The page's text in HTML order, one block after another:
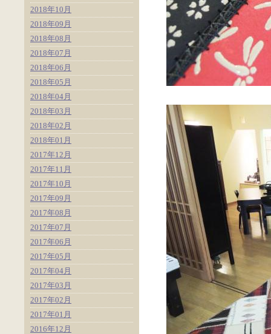
2018年10月
2018年09月
2018年08月
2018年07月
2018年06月
2018年05月
2018年04月
2018年03月
2018年02月
2018年01月
2017年12月
2017年11月
2017年10月
2017年09月
2017年08月
2017年07月
2017年06月
2017年05月
2017年04月
2017年03月
2017年02月
2017年01月
2016年12月